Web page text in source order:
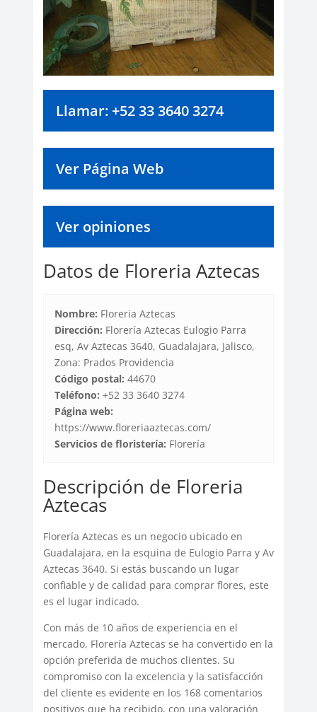
Llamar: +52 33 3640 3274
Ver Página Web
Ver opiniones
Datos de Floreria Aztecas
Nombre: Floreria Aztecas
Dirección: Florería Aztecas Eulogio Parra
esq, Av Aztecas 3640, Guadalajara, Jalisco,
Zona: Prados Providencia
Código postal: 44670
Teléfono: +52 33 3640 3274
Página web:
https://www.floreriaaztecas.com/
Servicios de floristería: Florería
Descripción de Floreria
Aztecas
Florería Aztecas es un negocio ubicado en
Guadalajara, en la esquina de Eulogio Parra y Av
Aztecas 3640. Si estás buscando un lugar
confiable y de calidad para comprar flores, este
es el lugar indicado.
Con más de 10 años de experiencia en el
mercado, Florería Aztecas se ha convertido en la
opción preferida de muchos clientes. Su
compromiso con la excelencia y la satisfacción
del cliente es evidente en los 168 comentarios
positivos que ha recibido, con una valoración